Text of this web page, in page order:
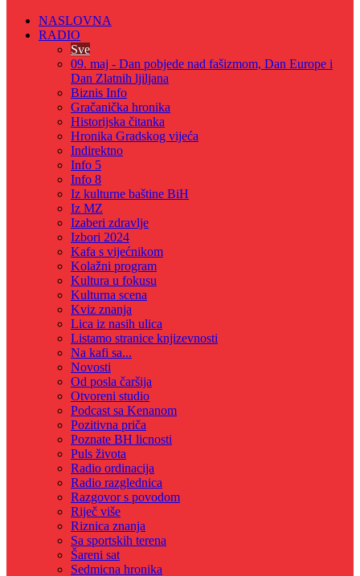
NASLOVNA
RADIO
Sve
09. maj - Dan pobjede nad fašizmom, Dan Europe i
Dan Zlatnih ljiljana
Biznis Info
Gračanička hronika
Historijska čitanka
Hronika Gradskog vijeća
Indirektno
Info 5
Info 8
Iz kulturne baštine BiH
Iz MZ
Izaberi zdravlje
Izbori 2024
Kafa s vijećnikom
Kolažni program
Kultura u fokusu
Kulturna scena
Kviz znanja
Lica iz nasih ulica
Listamo stranice knjizevnosti
Na kafi sa...
Novosti
Od posla čaršija
Otvoreni studio
Podcast sa Kenanom
Pozitivna priča
Poznate BH licnosti
Puls života
Radio ordinacija
Radio razglednica
Razgovor s povodom
Riječ više
Riznica znanja
Sa sportskih terena
Šareni sat
Sedmicna hronika